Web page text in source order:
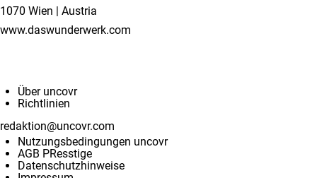
1070 Wien | Austria
www.daswunderwerk.com
Über uncovr
Richtlinien
redaktion@uncovr.com
Nutzungsbedingungen uncovr
AGB PResstige
Datenschutzhinweise